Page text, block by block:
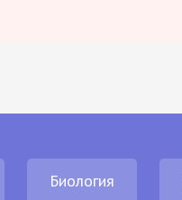
Биология